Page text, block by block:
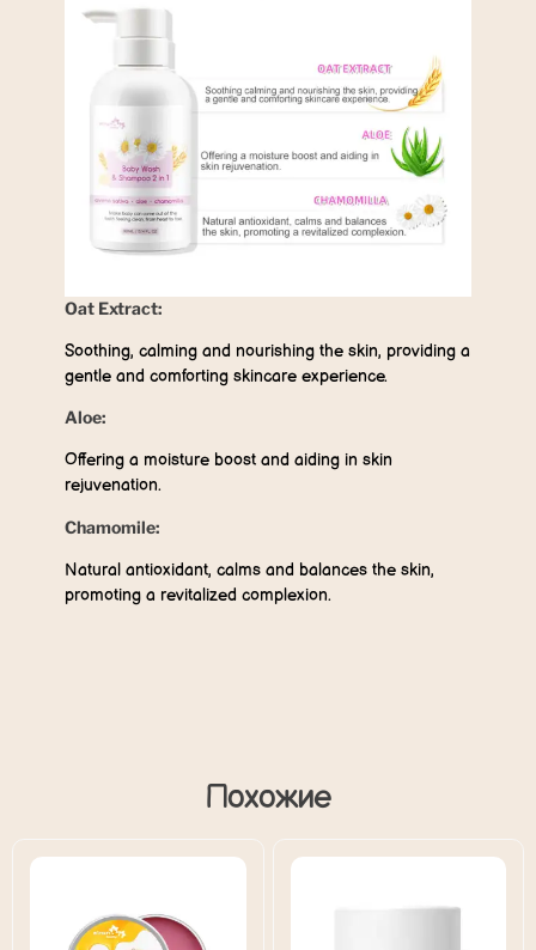
Oat Extract:
Soothing, calming and nourishing the skin, providing a
gentle and comforting skincare experience.
Aloe:
Offering a moisture boost and aiding in skin
rejuvenation.
Chamomile:
Natural antioxidant, calms and balances the skin,
promoting a revitalized complexion.
Похожие